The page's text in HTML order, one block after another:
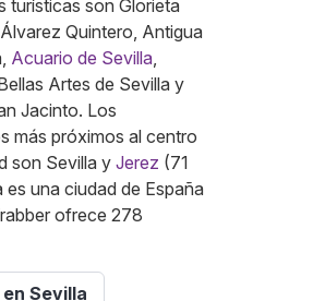
turísticas son Glorieta
Quintero, Antigua
Acuario de Sevilla,
Artes de Sevilla y
Jacinto. Los
más próximos al centro
son Sevilla y Jerez (71
es una ciudad de España
ofrece 278
Sevilla